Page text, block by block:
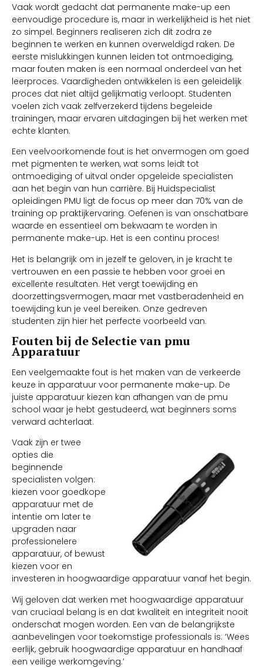
Vaak wordt gedacht dat permanente make-up een
eenvoudige procedure is, maar in werkelijkheid is het niet
zo simpel. Beginners realiseren zich dit zodra ze
beginnen te werken en kunnen overweldigd raken. De
eerste mislukkingen kunnen leiden tot ontmoediging,
maar fouten maken is een normaal onderdeel van het
leerproces. Vaardigheden ontwikkelen is een geleidelijk
proces dat niet altijd gelijkmatig verloopt. Studenten
voelen zich vaak zelfverzekerd tijdens begeleide
trainingen, maar ervaren uitdagingen bij het werken met
echte klanten.
Een veelvoorkomende fout is het onvermogen om goed
met pigmenten te werken, wat soms leidt tot
ontmoediging of uitval onder opgeleide specialisten
aan het begin van hun carrière. Bij Huidspecialist
opleidingen PMU ligt de focus op meer dan 70% van de
training op praktijkervaring. Oefenen is van onschatbare
waarde en essentieel om bekwaam te worden in
permanente make-up. Het is een continu proces!
Het is belangrijk om in jezelf te geloven, in je kracht te
vertrouwen en een passie te hebben voor groei en
excellente resultaten. Het vergt toewijding en
doorzettingsvermogen, maar met vastberadenheid en
toewijding kun je veel bereiken. Onze gedreven
studenten zijn hier het perfecte voorbeeld van.
Fouten bij de Selectie van pmu
Apparatuur
Een veelgemaakte fout is het maken van de verkeerde
keuze in apparatuur voor permanente make-up. De
juiste apparatuur kiezen kan afhangen van de pmu
school waar je hebt gestudeerd, wat beginners soms
verward achterlaat.
Vaak zijn er twee
opties die
beginnende
specialisten volgen:
kiezen voor goedkope
apparatuur met de
intentie om later te
upgraden naar
professionelere
apparatuur, of bewust
kiezen voor en
investeren in hoogwaardige apparatuur vanaf het begin.
Wij geloven dat werken met hoogwaardige apparatuur
van cruciaal belang is en dat kwaliteit en integriteit nooit
onderschat mogen worden. Een van de belangrijkste
aanbevelingen voor toekomstige professionals is: ‘Wees
eerlijk, gebruik hoogwaardige apparatuur en handhaaf
een veilige werkomgeving.’